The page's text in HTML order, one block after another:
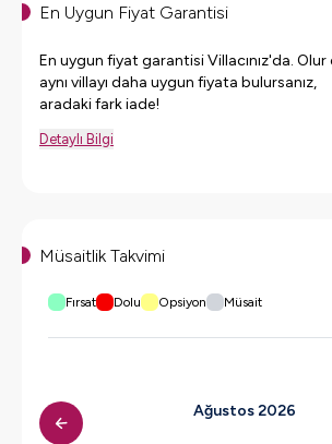
En Uygun Fiyat Garantisi
En uygun fiyat garantisi Villacınız'da. Olur
aynı villayı daha uygun fiyata bulursanız,
aradaki fark iade!
Detaylı Bilgi
Müsaitlik Takvimi
Fırsat Dolu Opsiyon Müsait
Ağustos 2026